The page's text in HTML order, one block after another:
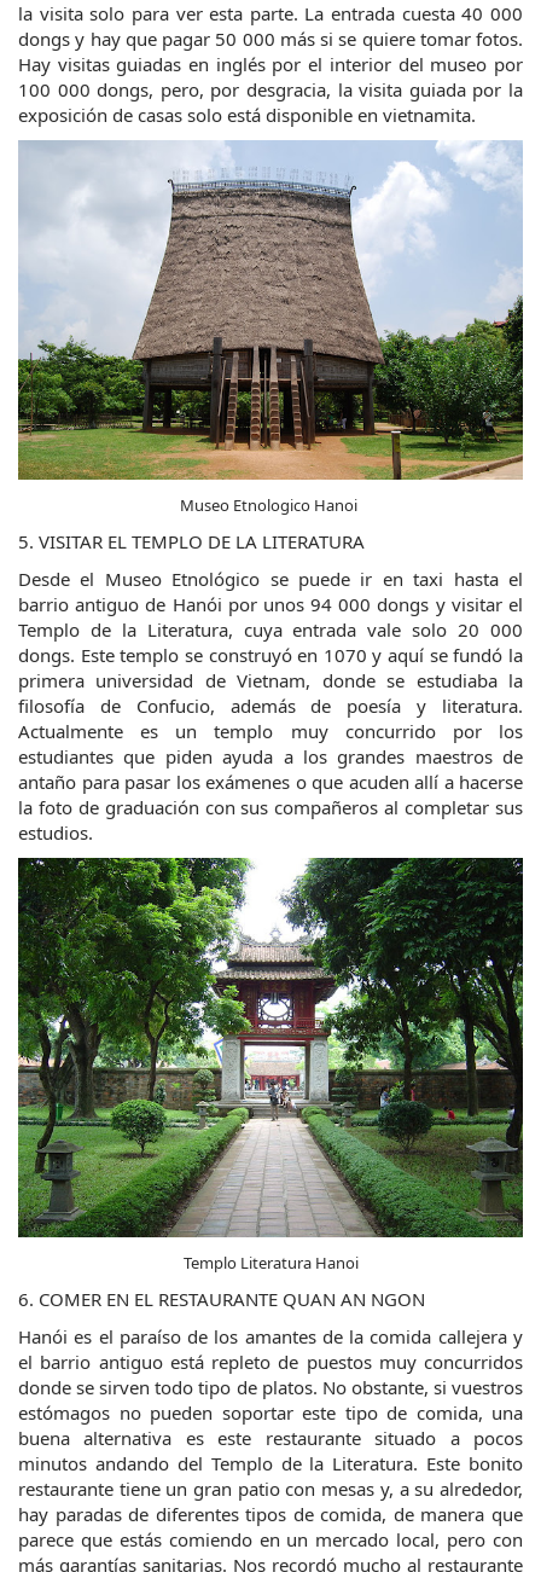
la visita solo para ver esta parte. La entrada cuesta 40 000
dongs y hay que pagar 50 000 más si se quiere tomar fotos.
Hay visitas guiadas en inglés por el interior del museo por
100 000 dongs, pero, por desgracia, la visita guiada por la
exposición de casas solo está disponible en vietnamita.
Museo Etnologico Hanoi
5. VISITAR EL TEMPLO DE LA LITERATURA
Desde el Museo Etnológico se puede ir en taxi hasta el
barrio antiguo de Hanói por unos 94 000 dongs y visitar el
Templo de la Literatura, cuya entrada vale solo 20 000
dongs. Este templo se construyó en 1070 y aquí se fundó la
primera universidad de Vietnam, donde se estudiaba la
filosofía de Confucio, además de poesía y literatura.
Actualmente es un templo muy concurrido por los
estudiantes que piden ayuda a los grandes maestros de
antaño para pasar los exámenes o que acuden allí a hacerse
la foto de graduación con sus compañeros al completar sus
estudios.
Templo Literatura Hanoi
6. COMER EN EL RESTAURANTE QUAN AN NGON
Hanói es el paraíso de los amantes de la comida callejera y
el barrio antiguo está repleto de puestos muy concurridos
donde se sirven todo tipo de platos. No obstante, si vuestros
estómagos no pueden soportar este tipo de comida, una
buena alternativa es este restaurante situado a pocos
minutos andando del Templo de la Literatura. Este bonito
restaurante tiene un gran patio con mesas y, a su alrededor,
hay paradas de diferentes tipos de comida, de manera que
parece que estás comiendo en un mercado local, pero con
más garantías sanitarias. Nos recordó mucho al restaurante